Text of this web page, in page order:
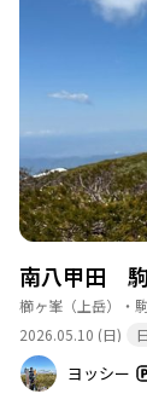
南八甲田
櫛ヶ峯（上岳）・
2026.05.10 (日)
ヨッシー